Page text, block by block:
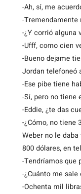
-Ah, sí, me
-Tremendamente
-¿Y corrió alguna
-Ufff, como cien
-Bueno dejame
Jordan telefoneó
-Ese pibe tiene
-Sí, pero no tiene
-Eddie, ¿te das
-¿Cómo, no tiene
Weber no le
800 dólares, en
-Tendríamos que
-¿Cuánto me
-Ochenta mil